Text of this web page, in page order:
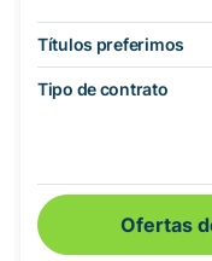
Títulos preferimos
Tipo de contrato
Ofertas